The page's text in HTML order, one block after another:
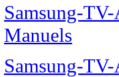
Samsung-
Manuels
Samsung-